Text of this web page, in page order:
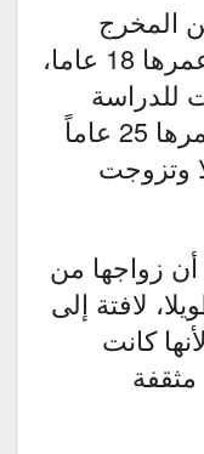
المخرج
سامح الباجوري عندما كان عمرها 18 عاما،
للدراسة
بأميركا، ثم تزوجا مجددا وعمرها 25 عاماً
وتزوجت
أن زواجها من
لافتة إلى
كانت